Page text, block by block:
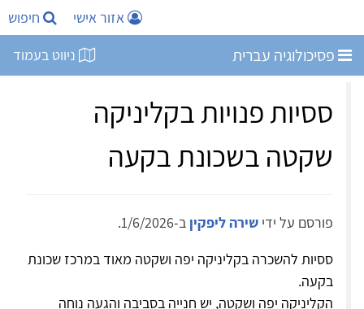
אזור אישי חיפוש
פסיכולוגיה עברית ניווט בעמוד
ססיות פנויות בקליניקה
שקטה בשכונת בקעה
פורסם על ידי שירה ליפקין ב-1/6/2026.
ססיות להשכרה בקליניקה יפה ושקטה מאוד במרכז שכונת
בקעה.
הקליניקה יפה ושקטה, יש חנייה בסביבה והגעה נוחה